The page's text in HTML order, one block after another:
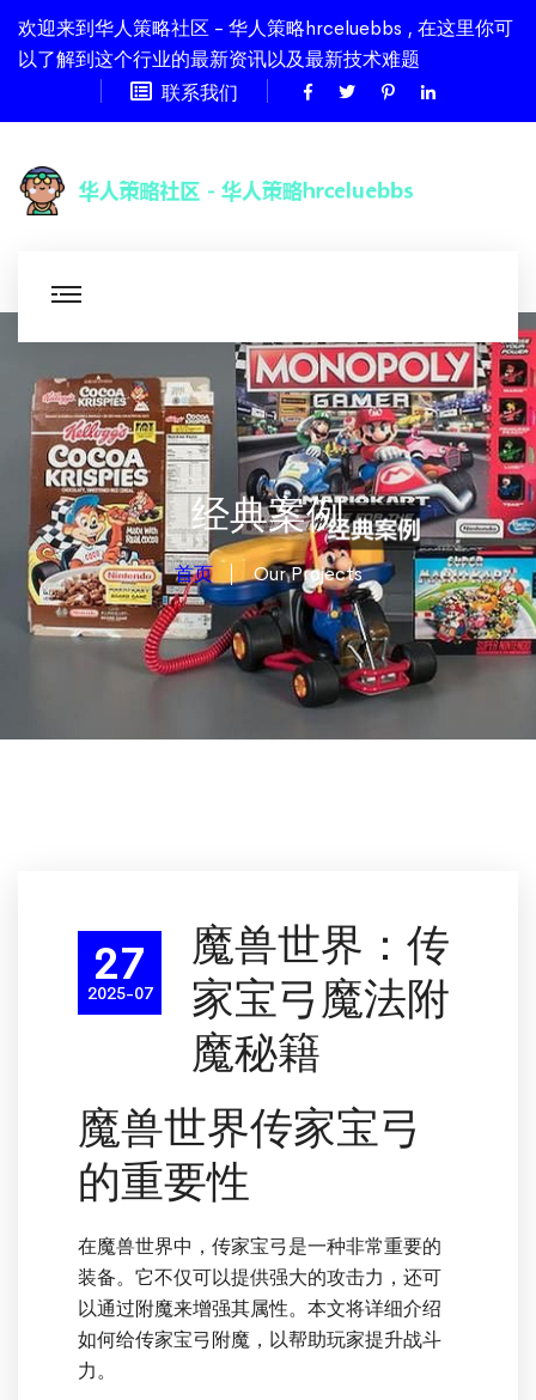
欢迎来到华人策略社区 - 华人策略hrceluebbs , 在这里你可
以了解到这个行业的最新资讯以及最新技术难题
联系我们
经典案例
首页 Our Projects
27
2025-07
魔兽世界：传
家宝弓魔法附
魔秘籍
魔兽世界传家宝弓
的重要性
在魔兽世界中，传家宝弓是一种非常重要的
装备。它不仅可以提供强大的攻击力，还可
以通过附魔来增强其属性。本文将详细介绍
如何给传家宝弓附魔，以帮助玩家提升战斗
力。